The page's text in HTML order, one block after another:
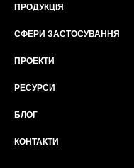
ПРОДУКЦІЯ
СФЕРИ ЗАСТОСУВАННЯ
ПРОЕКТИ
РЕСУРСИ
БЛОГ
КОНТАКТИ